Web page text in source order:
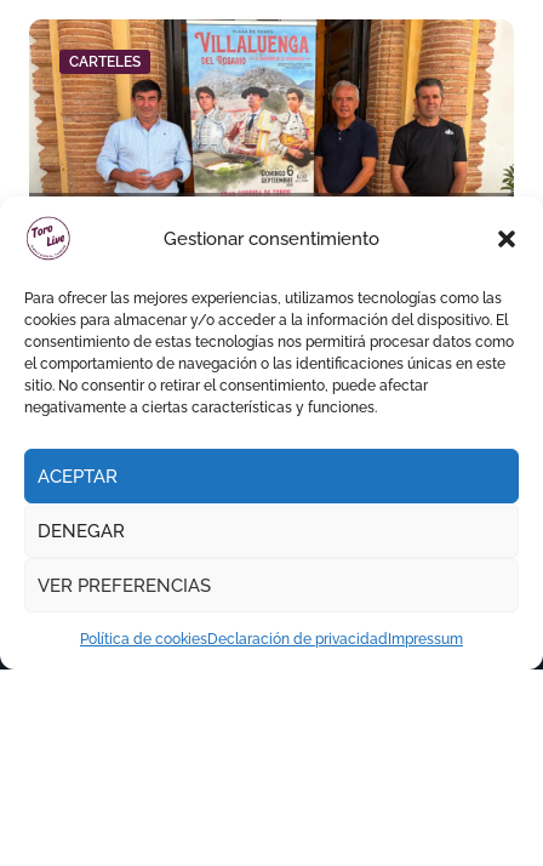
Gestionar consentimiento
Para ofrecer las mejores experiencias, utilizamos tecnologías como las
cookies para almacenar y/o acceder a la información del dispositivo. El
consentimiento de estas tecnologías nos permitirá procesar datos como
el comportamiento de navegación o las identificaciones únicas en este
sitio. No consentir o retirar el consentimiento, puede afectar
negativamente a ciertas características y funciones.
ACEPTAR
DENEGAR
VER PREFERENCIAS
Política de cookiesDeclaración de privacidad Impressum
CARTELES
Villaluenga arma un cartel de
plaza grande en uno de los
cosos más singulares de
España